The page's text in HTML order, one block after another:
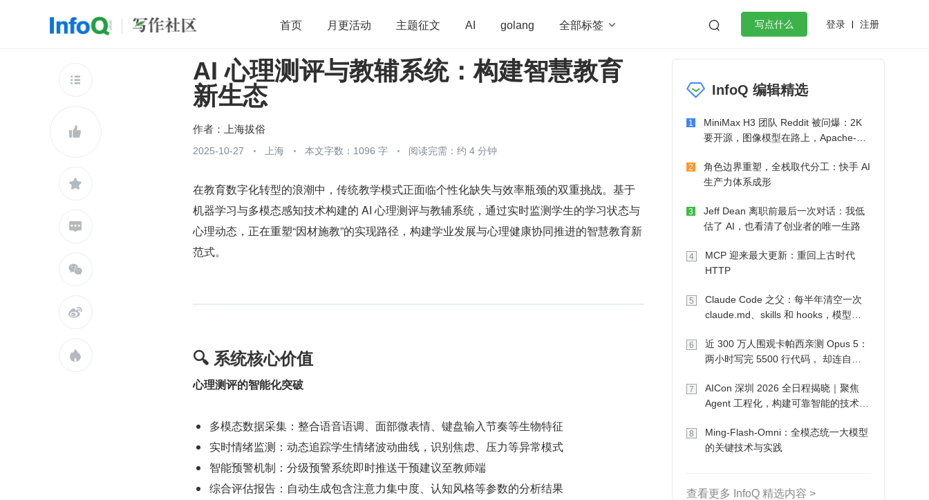
首页 月更活动 主题征文 AI golang 全部标签   写点什么 登录 注册
开源 架构 OpenHarmony 算法 学习方法 Web3.0 高效工作
团队管理 微服务架构 flutter
查看更多







AI 心理测评与教辅系统：构建智慧教育
新生态
作者： 上海拔俗
2025-10-27 上海 本文字数：1096 字 阅读完需：约 4 分钟
在教育数字化转型的浪潮中，传统教学模式正面临个性化缺失与效率瓶颈的双重挑战。基于
机器学习与多模态感知技术构建的 AI 心理测评与教辅系统，通过实时监测学生的学习状态与
心理动态，正在重塑“因材施教”的实现路径，构建学业发展与心理健康协同推进的智慧教育新
范式。
🔍 系统核心价值
心理测评的智能化突破
多模态数据采集：整合语音语调、面部微表情、键盘输入节奏等生物特征
实时情绪监测：动态追踪学生情绪波动曲线，识别焦虑、压力等异常模式
智能预警机制：分级预警系统即时推送干预建议至教师端
综合评估报告：自动生成包含注意力集中度、认知风格等参数的分析结果
InfoQ 编辑精选
1
MiniMax H3 团队 Reddit 被问爆：2K
要开源，图像模型在路上，Apache-2.0
2
角色边界重塑，全栈取代分工：快手 AI
生产力体系成形
3
Jeff Dean 离职前最后一次对话：我低
估了 AI，也看清了创业者的唯一生路
4
MCP 迎来最大更新：重回上古时代
HTTP
5
Claude Code 之父：每半年清空一次
claude.md、skills 和 hooks，模型自
6
近 300 万人围观卡帕西亲测 Opus 5：
两小时写完 5500 行代码， 却连自己
7
AICon 深圳 2026 全日程揭晓｜聚焦
Agent 工程化，构建可靠智能的技术路
8
Ming-Flash-Omni：全模态统一大模型
的关键技术与实践
查看更多 InfoQ 精选内容 >